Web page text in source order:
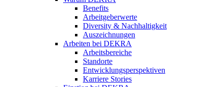
Benefits
Arbeitgeberwerte
Diversity & Nachhaltigkeit
Auszeichnungen
Arbeiten bei DEKRA
Arbeitsbereiche
Standorte
Entwicklungsperspektiven
Karriere Stories